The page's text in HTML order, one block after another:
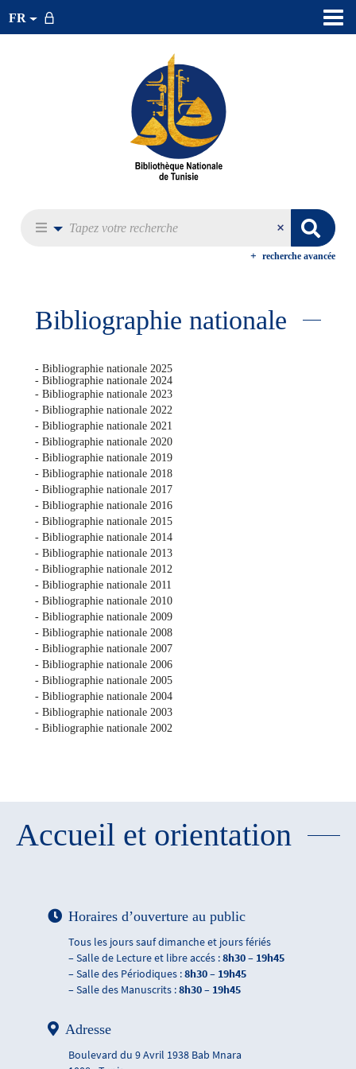
FR
recherche avancée
Bibliographie nationale
- Bibliographie nationale 2025
- Bibliographie nationale 2024
- Bibliographie nationale 2023
- Bibliographie nationale 2022
- Bibliographie nationale 2021
- Bibliographie nationale 2020
- Bibliographie nationale 2019
- Bibliographie nationale 2018
- Bibliographie nationale 2017
- Bibliographie nationale 2016
- Bibliographie nationale 2015
- Bibliographie nationale 2014
- Bibliographie nationale 2013
- Bibliographie nationale 2012
- Bibliographie nationale 2011
- Bibliographie nationale 2010
- Bibliographie nationale 2009
- Bibliographie nationale 2008
- Bibliographie nationale 2007
- Bibliographie nationale 2006
- Bibliographie nationale 2005
- Bibliographie nationale 2004
- Bibliographie nationale 2003
- Bibliographie nationale 2002
Accueil et orientation
Horaires d’ouverture au public
Tous les jours sauf dimanche et jours fériés
– Salle de Lecture et libre accés :8h30 – 19h45
– Salle des Périodiques :8h30 – 19h45
– Salle des Manuscrits :8h30 – 19h45
Adresse
Boulevard du 9 Avril 1938 Bab Mnara